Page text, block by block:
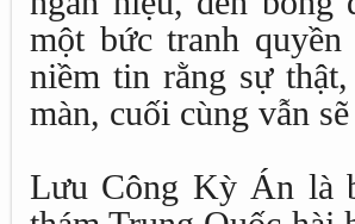
một bức tranh
niềm tin rằng sự
màn, cuối cùng vẫn
Lưu Công Kỳ Án là